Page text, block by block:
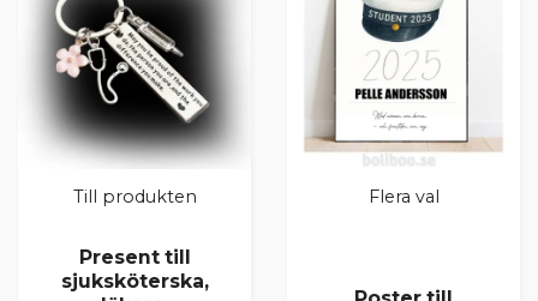
Till produkten
Present till
sjuksköterska,
Flera val